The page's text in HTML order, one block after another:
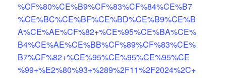
%CF%80%CE%B9%CF%83%CF%84%CE%B7
%CE%BC%CE%BF%CE%BD%CE%B9%CE%B
A%CE%AE%CF%82+%CE%95%CE%BA%CE%
B4%CE%AE%CE%BB%CF%89%CF%83%CE%
B7%CF%82+%CE%95%CE%95%CE%95%CE
%99+%E2%80%93+%289%2F11%2F2024%2C+